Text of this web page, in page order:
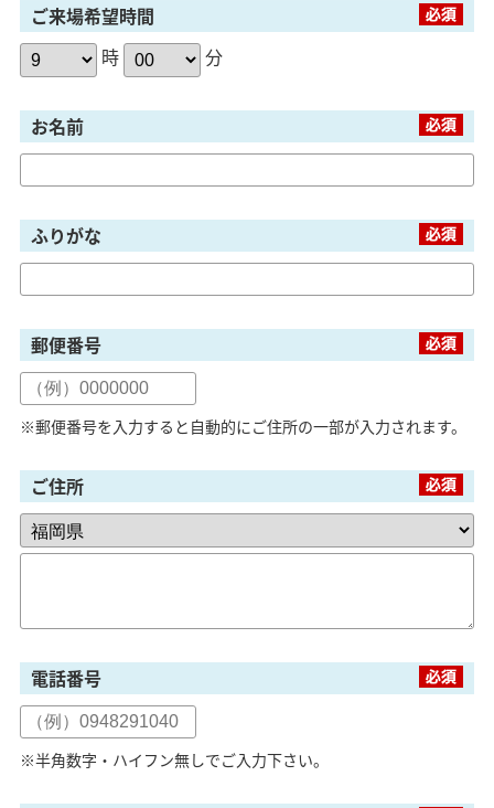
ご来場希望時間
時
分
お名前
ふりがな
郵便番号
※郵便番号を入力すると自動的にご住所の一部が入力されます。
ご住所
電話番号
※半角数字・ハイフン無しでご入力下さい。